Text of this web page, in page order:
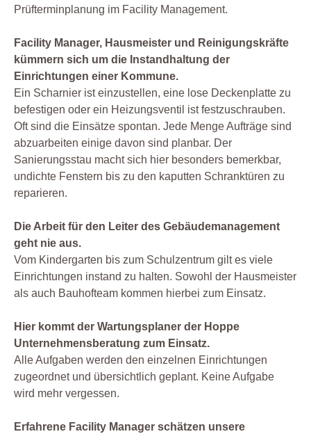
Prüfterminplanung im Facility Management.
Facility Manager, Hausmeister und Reinigungskräfte
kümmern sich um die Instandhaltung der
Einrichtungen einer Kommune.
Ein Scharnier ist einzustellen, eine lose Deckenplatte zu
befestigen oder ein Heizungsventil ist festzuschrauben.
Oft sind die Einsätze spontan. Jede Menge Aufträge sind
abzuarbeiten einige davon sind planbar. Der
Sanierungsstau macht sich hier besonders bemerkbar,
undichte Fenstern bis zu den kaputten Schranktüren zu
reparieren.
Die Arbeit für den Leiter des Gebäudemanagement
geht nie aus.
Vom Kindergarten bis zum Schulzentrum gilt es viele
Einrichtungen instand zu halten. Sowohl der Hausmeister
als auch Bauhofteam kommen hierbei zum Einsatz.
Hier kommt der Wartungsplaner der Hoppe
Unternehmensberatung zum Einsatz.
Alle Aufgaben werden den einzelnen Einrichtungen
zugeordnet und übersichtlich geplant. Keine Aufgabe
wird mehr vergessen.
Erfahrene Facility Manager schätzen unsere